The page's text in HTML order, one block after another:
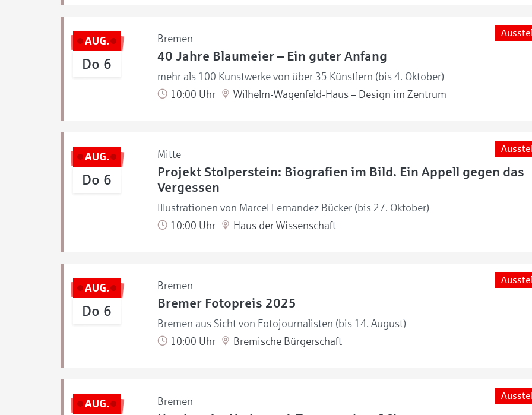
AUG.
Do 6
Bremen
40 Jahre Blaumeier – Ein guter Anfang
mehr als 100 Kunstwerke von über 35 Künstlern (bis 4. Oktober)
10:00 Uhr
Wilhelm-Wagenfeld-Haus – Design im Zentrum
AUG.
Do 6
Mitte
Projekt Stolperstein: Biografien im Bild. Ein Appell gegen das
Vergessen
Illustrationen von Marcel Fernandez Bücker (bis 27. Oktober)
10:00 Uhr
Haus der Wissenschaft
AUG.
Do 6
Bremen
Bremer Fotopreis 2025
Bremen aus Sicht von Fotojournalisten (bis 14. August)
10:00 Uhr
Bremische Bürgerschaft
AUG. Bremen